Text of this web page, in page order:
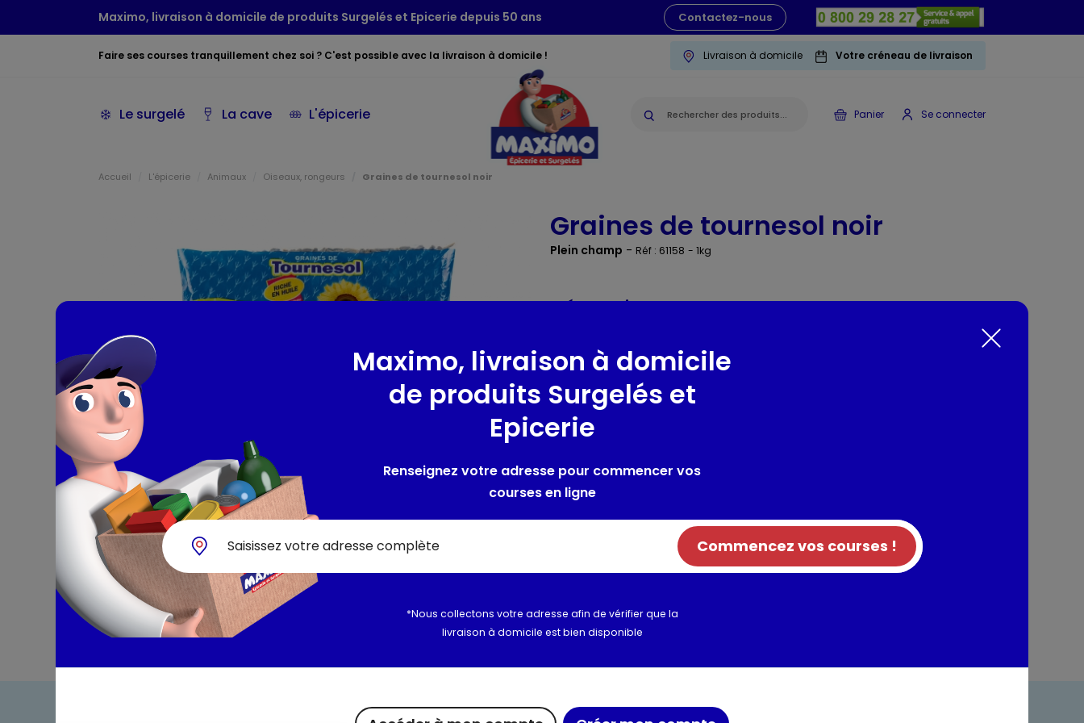
Maximo, livraison à domicile de produits Surgelés et Epicerie depuis 50 ans Contactez-nous
Faire ses courses tranquillement chez soi ? C'est possible avec la livraison à domicile ! Livraison à domicile Votre créneau de livraison
Le surgelé La cave L'épicerie Panier Se connecter
Accueil L'épicerie Animaux Oiseaux, rongeurs Graines de tournesol noir
Graines de tournesol noir
Plein champ - Réf : 61158 - 1kg
Présentation
Lieu de provenance :France
Utilisation et conservation
Composition / Ingrédients / Allergènes
Valeurs nutritionnelles
Informations complémentaires
Maximo, livraison à domicile
de produits Surgelés et
Epicerie
Renseignez votre adresse pour commencer vos
courses en ligne
Commencez vos courses !
*Nous collectons votre adresse afin de vérifier que la
livraison à domicile est bien disponible